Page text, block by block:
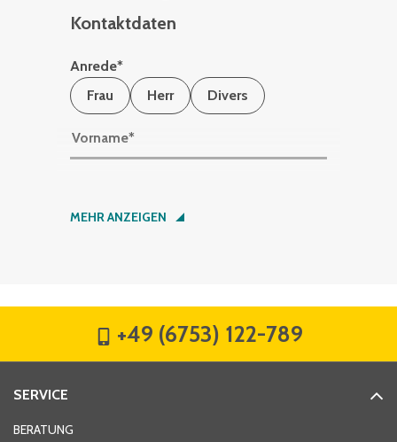
Kontaktdaten
Anrede*
Frau
Herr Divers
Vorname*
Nachname*
Hausnummer
MEHR ANZEIGEN
+49 (6753) 122-789
SERVICE
BERATUNG